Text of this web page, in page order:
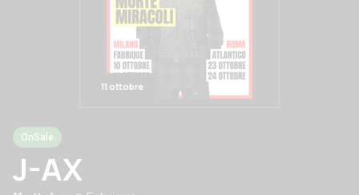
11 ottobre
OnSale
J-AX